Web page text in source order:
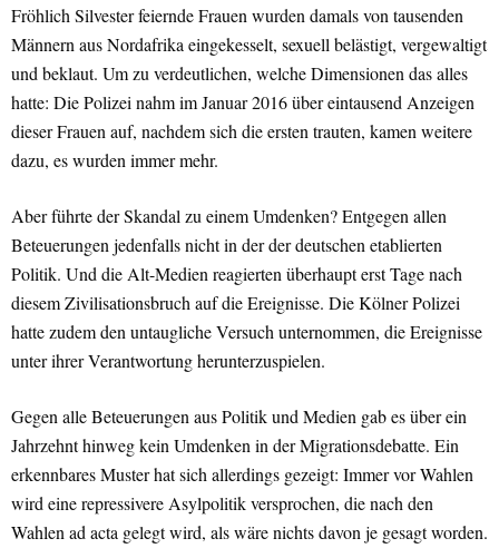
Fröhlich Silvester feiernde Frauen wurden damals von tausenden
Männern aus Nordafrika eingekesselt, sexuell belästigt, vergewaltigt
und beklaut. Um zu verdeutlichen, welche Dimensionen das alles
hatte: Die Polizei nahm im Januar 2016 über eintausend Anzeigen
dieser Frauen auf, nachdem sich die ersten trauten, kamen weitere
dazu, es wurden immer mehr.
Aber führte der Skandal zu einem Umdenken? Entgegen allen
Beteuerungen jedenfalls nicht in der der deutschen etablierten
Politik. Und die Alt-Medien reagierten überhaupt erst Tage nach
diesem Zivilisationsbruch auf die Ereignisse. Die Kölner Polizei
hatte zudem den untaugliche Versuch unternommen, die Ereignisse
unter ihrer Verantwortung herunterzuspielen.
Gegen alle Beteuerungen aus Politik und Medien gab es über ein
Jahrzehnt hinweg kein Umdenken in der Migrationsdebatte. Ein
erkennbares Muster hat sich allerdings gezeigt: Immer vor Wahlen
wird eine repressivere Asylpolitik versprochen, die nach den
Wahlen ad acta gelegt wird, als wäre nichts davon je gesagt worden.